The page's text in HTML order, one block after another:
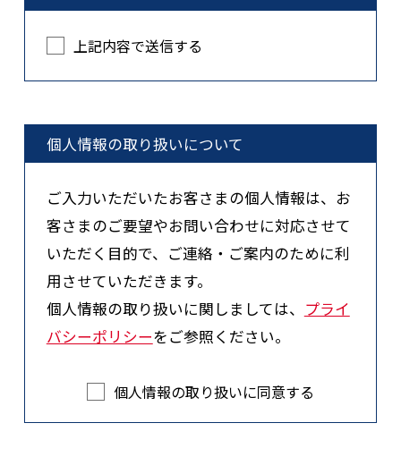
上記内容で送信する
個人情報の取り扱いについて
ご入力いただいたお客さまの個人情報は、お
客さまのご要望やお問い合わせに対応させて
いただく目的で、ご連絡・ご案内のために利
用させていただきます。
個人情報の取り扱いに関しましては、 プライ
バシーポリシーをご参照ください。
個人情報の取り扱いに同意する